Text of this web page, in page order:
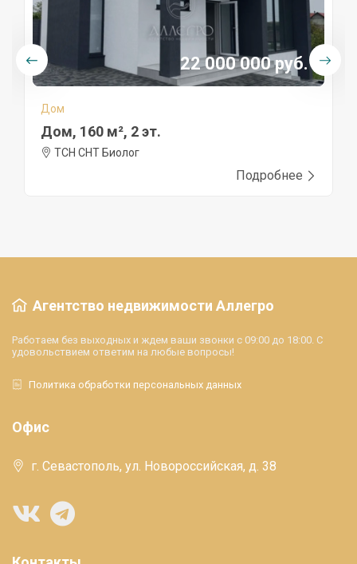
22 000 000 руб.
Дом
Дом, 160 м², 2 эт.
ТСН СНТ Биолог
Подробнее
Агентство недвижимости Аллегро
Работаем без выходных и ждем ваши звонки с 09:00 до 18:00. С
удовольствием ответим на любые вопросы!
Политика обработки персональных данных
Офис
г. Севастополь, ул. Новороссийская, д. 38